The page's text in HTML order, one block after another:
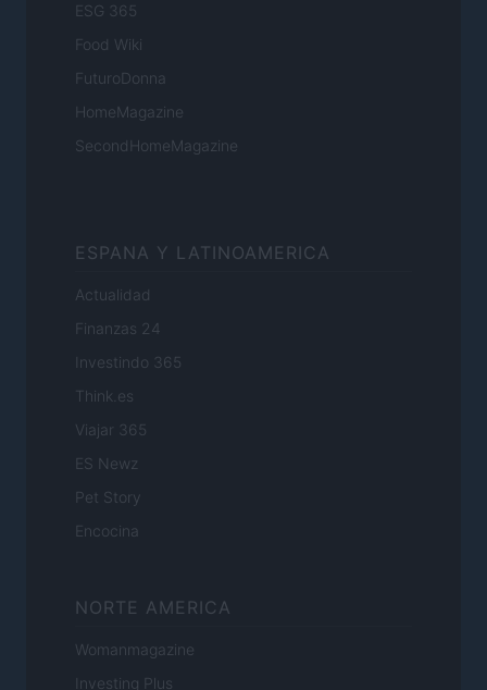
ESG 365
Food Wiki
FuturoDonna
HomeMagazine
SecondHomeMagazine
ESPANA Y LATINOAMERICA
Actualidad
Finanzas 24
Investindo 365
Think.es
Viajar 365
ES Newz
Pet Story
Encocina
NORTE AMERICA
Womanmagazine
Investing Plus